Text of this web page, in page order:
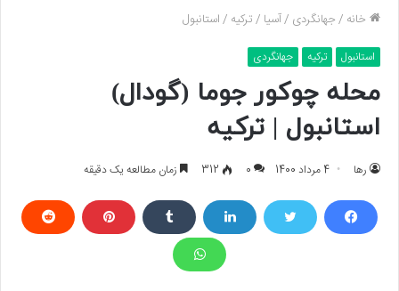
خانه /جهانگردی /آسیا /ترکیه /استانبول
استانبول ترکیه جهانگردی
محله چوکور جوما (گودال)
استانبول | ترکیه
رها 4 مرداد 1400 0
312 زمان مطالعه یک دقیقه